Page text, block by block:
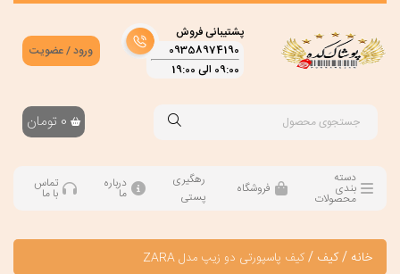
پشتیبانی فروش
09358974190
09:00 الی 19:00
ورود / عضویت
0 تومان
دسته
بندی
محصولات
فروشگاه
رهگیری
پستی
درباره
ما
تماس
با ما
خانه /کیف /کیف پاسپورتی دو زیپ مدل ZARA